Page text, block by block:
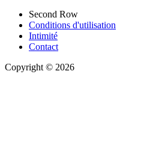
Second Row
Conditions d'utilisation
Intimité
Contact
Copyright © 2026